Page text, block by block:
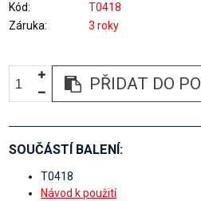
Kód
T0418
Záruka
3 roky
PŘIDAT DO
SOUČÁSTÍ BALENÍ:
T0418
Návod k použití